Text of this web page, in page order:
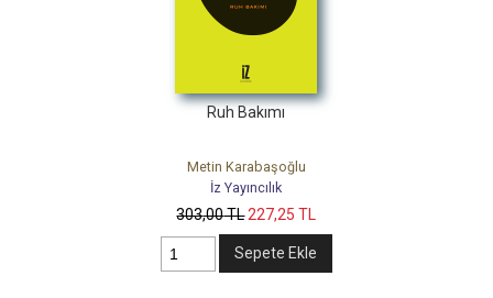
Ruh Bakımı
Metin Karabaşoğlu
İz Yayıncılık
303,00TL227,25 TL
Sepete Ekle